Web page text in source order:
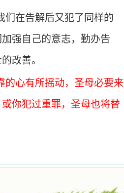
们在告解后又犯了同样的
强自己的意志，勤办告
改善。
的心有所摇动，圣母必要来
你犯过重罪，圣母也将替